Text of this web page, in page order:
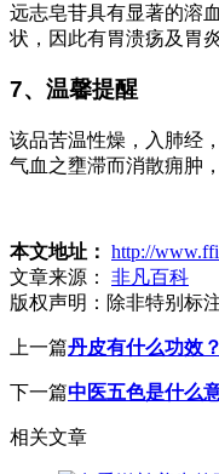
远志皂苷具有显著的溶
状，因此有胃溃疡及胃
7、温馨提醒
该品苦温性燥，入肺经
气血之壅滞而消散痈肿
本文地址： http://
文章来源：
非凡百科
版权声明： 除非特别标
上一篇丹皮有什么功效
下一篇中医五色是什么
相关文章